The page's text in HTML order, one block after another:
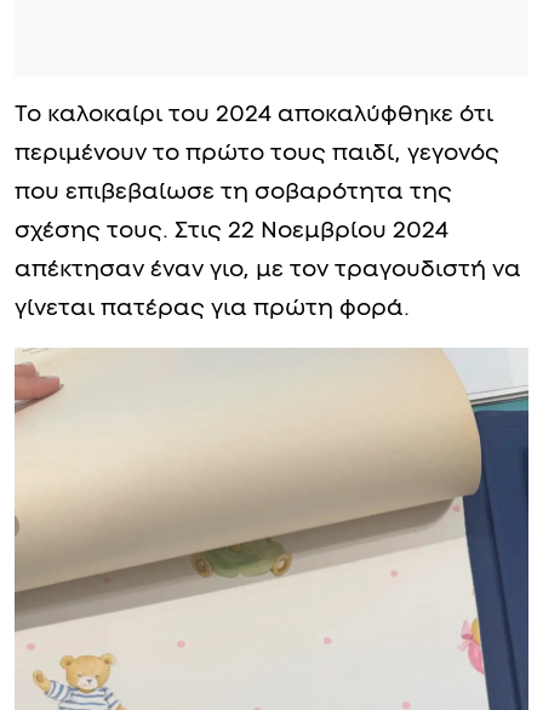
Το καλοκαίρι του 2024 αποκαλύφθηκε ότι
περιμένουν το πρώτο τους παιδί, γεγονός
που επιβεβαίωσε τη σοβαρότητα της
σχέσης τους. Στις 22 Νοεμβρίου 2024
απέκτησαν έναν γιο, με τον τραγουδιστή να
γίνεται πατέρας για πρώτη φορά.